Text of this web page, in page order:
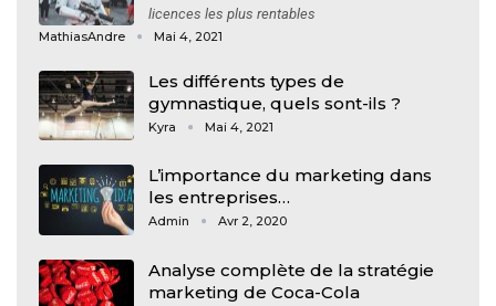
licences les plus rentables
MathiasAndre Mai 4, 2021
Les différents types de
gymnastique, quels sont-ils ?
Kyra Mai 4, 2021
L’importance du marketing dans
les entreprises…
Admin Avr 2, 2020
Analyse complète de la stratégie
marketing de Coca-Cola